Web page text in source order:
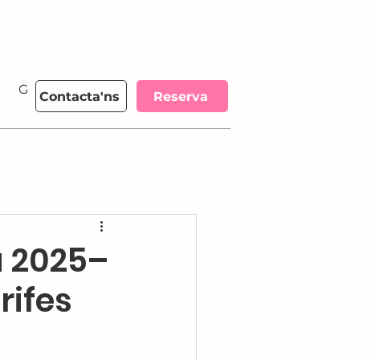
Guanya 300 € More
Contacta'ns Reserva